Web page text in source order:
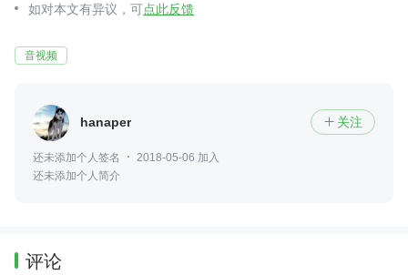
如对本文有异议，可点此反馈
音视频
hanaper  关注
还未添加个人签名
2018-05-06 加入
还未添加个人简介
评论